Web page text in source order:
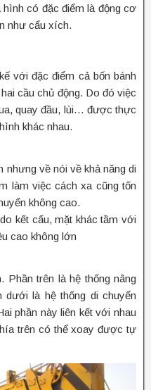
hình có đặc điểm là động cơ
như cẩu xích.
với đặc điểm cả bốn bánh
cầu chủ động. Do đó việc
quay đầu, lùi… được thực
khác nhau.
nhưng về nói về khả năng di
làm việc cách xa cũng tốn
không cao.
kết cấu, mặt khác tầm với
cao không lớn
Phần trên là hệ thống nâng
dưới là hệ thống di chuyển
phần này liên kết với nhau
trên có thể xoay được tự